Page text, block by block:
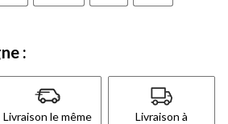
:
Livraison le même
Livraison à